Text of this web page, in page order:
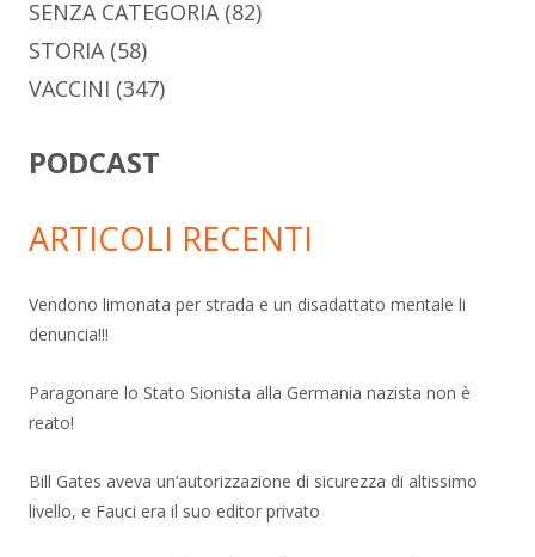
SENZA CATEGORIA(82)
STORIA(58)
VACCINI (347)
PODCAST
ARTICOLI RECENTI
Vendono limonata per strada e un disadattato mentale li
denuncia!!!
Paragonare lo Stato Sionista alla Germania nazista non è
reato!
Bill Gates aveva un’autorizzazione di sicurezza di altissimo
livello, e Fauci era il suo editor privato